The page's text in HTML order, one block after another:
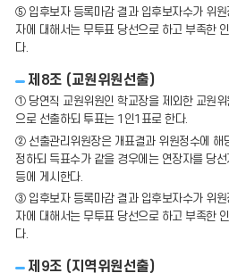
⑤ 입후보자 등록마감 결과 입후보자수가 위
자에 대해서는 무투표 당선으로 하고 부족한
다.
제8조 (교원위원선출)
① 당연직 교원위원인 학교장을 제외한 교원
으로 선출하되 투표는 1인1표로 한다.
② 선출관리위원장은 개표결과 위원정수에 해
정하되 득표수가 같을 경우에는 연장자를 당
등에 게시한다.
③ 입후보자 등록마감 결과 입후보자수가 위
자에 대해서는 무투표 당선으로 하고 부족한
다.
제9조 (지역위원선출)